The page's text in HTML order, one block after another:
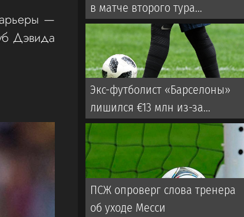
—
Дэвида
в матче второго тура
чемпионата Франции
Экс-футболист «Барселоны»
лишился €13 млн из-за
действий мошенника
ПСЖ опроверг слова тренера
об уходе Месси